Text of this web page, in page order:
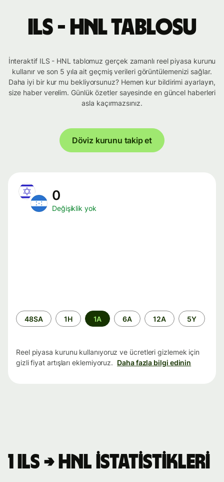
ILS - HNL tablosu
İnteraktif ILS - HNL tablomuz gerçek zamanlı reel piyasa kurunu
kullanır ve son 5 yıla ait geçmiş verileri görüntülemenizi sağlar.
Daha iyi bir kur mu bekliyorsunuz? Hemen kur bildirimi ayarlayın,
size haber verelim. Günlük özetler sayesinde en güncel haberleri
asla kaçırmazsınız.
Döviz kurunu takip et
0
Değişiklik yok
Zaman
aralığı
48SA 1H 1A 6A 12A 5Y
Reel piyasa kurunu kullanıyoruz ve ücretleri gizlemek için
gizli fiyat artışları eklemiyoruz. Daha fazla bilgi edinin
1 ILS → HNL istatistikleri